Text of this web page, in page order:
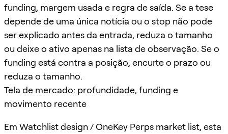
funding, margem usada e regra de saída. Se a tese
depende de uma única notícia ou o stop não pode
ser explicado antes da entrada, reduza o tamanho
ou deixe o ativo apenas na lista de observação. Se o
funding está contra a posição, encurte o prazo ou
reduza o tamanho.
Tela de mercado: profundidade, funding e
movimento recente
Em Watchlist design / OneKey Perps market list, esta